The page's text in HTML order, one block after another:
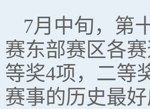
7月中旬，第
赛东部赛区各
等奖4项，二等
赛事的历史最